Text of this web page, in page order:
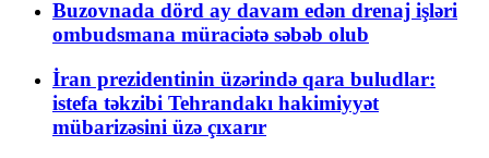
Buzovnada dörd ay davam edən drenaj işləri
ombudsmana müraciətə səbəb olub
İran prezidentinin üzərində qara buludlar:
istefa təkzibi Tehrandakı hakimiyyət
mübarizəsini üzə çıxarır